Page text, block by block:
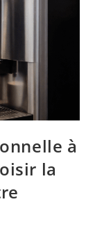
à
la